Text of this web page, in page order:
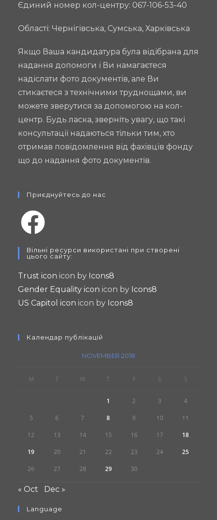
Єдиний номер кол-центру: 067-106-53-40
Області: Чернігівська, Сумська, Харківська
Якщо Ваша кандидатура була відібрана для
надання допомоги і Ви намагаєтеся
надіслати фото документів, але Ви
стикаєтеся з технічними труднощами, ви
можете зверутися за допомогою на кол-
центр. Будь ласка, зверніть увагу, що такі
консультації надаються тільки тим, хто
отримав повідомлення від фахівців фонду
що до надання фото документів.
Приєднуйтесь до нас
new
tab
Вільні ресурси використані при створені
цього сайту:
Trust icon icon by Icons8
Gender Equality icon icon by Icons8
US Capitol icon icon by Icons8
Календар публікацій
NOVEMBER 2018
M T W T F S S
1 2 3 4
5 6 7 8 9 10 11
12 13 14 15 16 17 18
19 20 21 22 23 24 25
26 27 28 29 30
« Oct Dec »
Language